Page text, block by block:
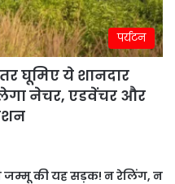
पर्यटन
घूमिए ये शानदार
नेचर, एडवेंचर और
जम्मू की यह सड़क! न रेलिंग, न